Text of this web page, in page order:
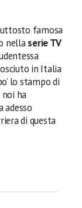
famosa
nellaserie TV
in Italia
lo stampo di
noi ha
di questa